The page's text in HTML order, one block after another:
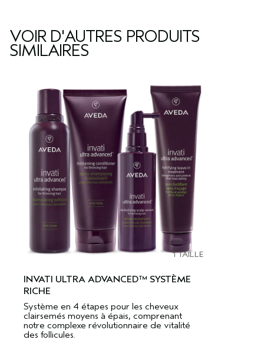
VOIR D'AUTRES PRODUITS
SIMILAIRES
1 TAILLE
INVATI ULTRA ADVANCED™ SYSTÈME
RICHE
Système en 4 étapes pour les cheveux
clairsemés moyens à épais, comprenant
notre complexe révolutionnaire de vitalité
des follicules.